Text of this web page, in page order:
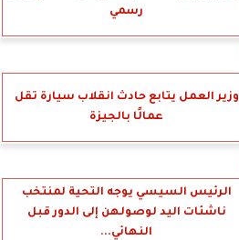
رسمي
وزير العمل يتابع حادث انقلاب سيارة تقل
عمالًا بالجيزة
الرئيس السيسي يوجه التحية لمنتخب
ناشئات اليد لوصولهن إلى الدور قبل
النهائي...